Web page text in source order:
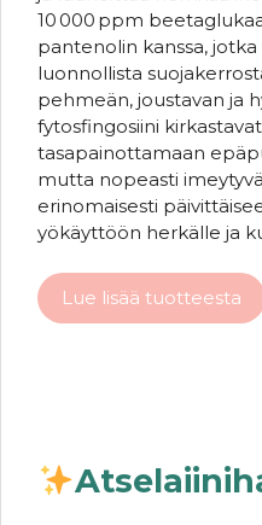
10 000 ppm
pantenolin kanssa,
luonnollista
pehmeän, joustavan ja
fytosfingosiini
tasapainottamaan
mutta nopeasti
erinomaisesti
yökäyttöön herkälle ja
Lue lisää tuotteesta